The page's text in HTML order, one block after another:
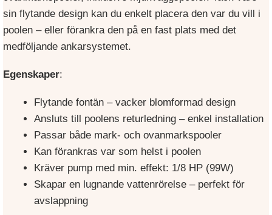
sin flytande design kan du enkelt placera den var du vill i
poolen – eller förankra den på en fast plats med det
medföljande ankarsystemet.
Egenskaper:
Flytande fontän – vacker blomformad design
Ansluts till poolens returledning – enkel installation
Passar både mark- och ovanmarkspooler
Kan förankras var som helst i poolen
Kräver pump med min. effekt: 1/8 HP (99W)
Skapar en lugnande vattenrörelse – perfekt för
avslappning